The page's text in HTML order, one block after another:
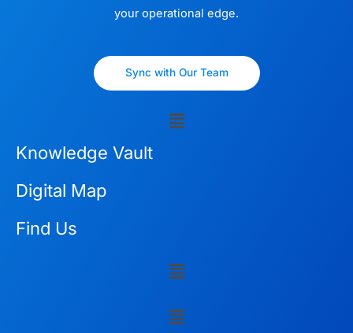
your operational edge.
Sync with Our Team
Menu
Knowledge Vault
Digital Map
Find Us
Menu
Menu